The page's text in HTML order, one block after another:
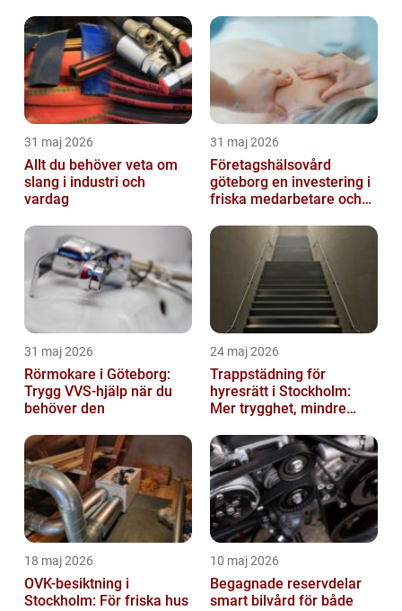
31 maj 2026
Allt du behöver veta om
slang i industri och
vardag
31 maj 2026
Företagshälsovård
göteborg en investering i
friska medarbetare och
31 maj 2026
Rörmokare i Göteborg:
Trygg VVS-hjälp när du
behöver den
24 maj 2026
Trappstädning för
hyresrätt i Stockholm:
Mer trygghet, mindre
18 maj 2026
OVK-besiktning i
Stockholm: För friska hus
10 maj 2026
Begagnade reservdelar
smart bilvård för både